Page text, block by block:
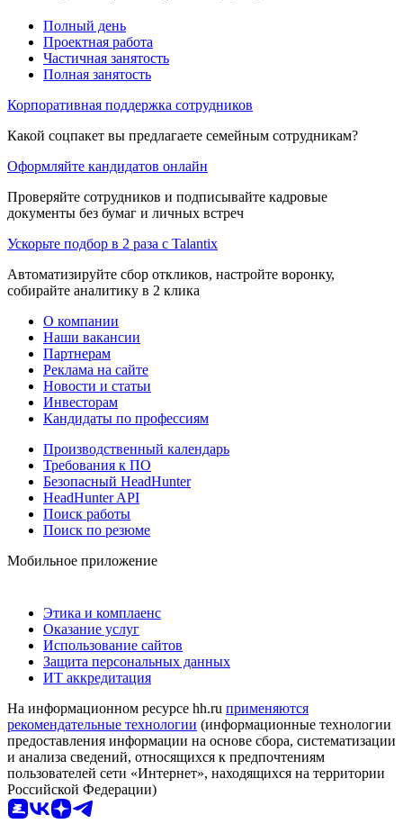
Полный день
Проектная работа
Частичная занятость
Полная занятость
Корпоративная поддержка сотрудников
Какой соцпакет вы предлагаете семейным сотрудникам?
Оформляйте кандидатов онлайн
Проверяйте сотрудников и подписывайте кадровые
документы без бумаг и личных встреч
Ускорьте подбор в 2 раза с Talantix
Автоматизируйте сбор откликов, настройте воронку,
собирайте аналитику в 2 клика
О компании
Наши вакансии
Партнерам
Реклама на сайте
Новости и статьи
Инвесторам
Кандидаты по профессиям
Производственный календарь
Требования к ПО
Безопасный HeadHunter
HeadHunter API
Поиск работы
Поиск по резюме
Мобильное приложение
Этика и комплаенс
Оказание услуг
Использование сайтов
Защита персональных данных
ИТ аккредитация
На информационном ресурсе hh.ru применяются
рекомендательные технологии (информационные технологии
предоставления информации на основе сбора, систематизации
и анализа сведений, относящихся к предпочтениям
пользователей сети «Интернет», находящихся на территории
Российской Федерации)